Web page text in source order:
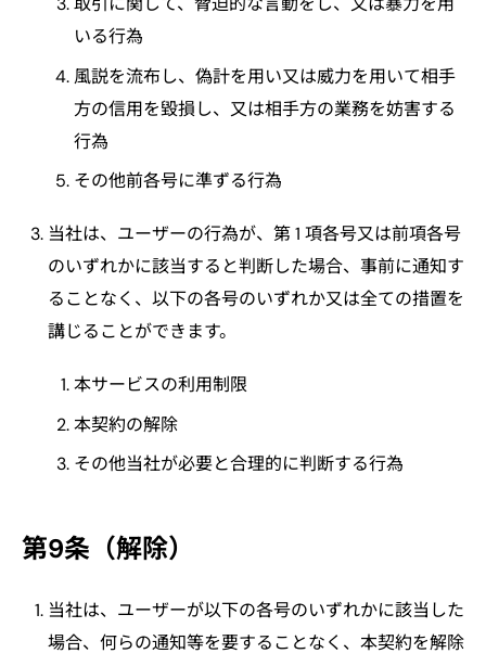
いる行為
風説を流布し、偽計を用い又は威力を用いて相手
方の信用を毀損し、又は相手方の業務を妨害する
行為
その他前各号に準ずる行為
当社は、ユーザーの行為が、第 1 項各号又は前項各号
のいずれかに該当すると判断した場合、事前に通知す
ることなく、以下の各号のいずれか又は全ての措置を
講じることができます。
本サービスの利用制限
本契約の解除
その他当社が必要と合理的に判断する行為
第9条（解除）
当社は、ユーザーが以下の各号のいずれかに該当した
場合、何らの通知等を要することなく、本契約を解除